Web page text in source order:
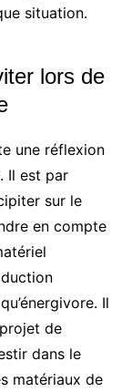
situation.
lors de
une réflexion
Il est par
sur le
en compte
Il
de
dans le
matériaux de